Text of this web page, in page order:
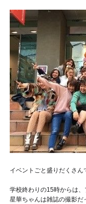
イベントごと盛りだくさん
学校終わりの15時からは、
星華ちゃんは雑誌の撮影